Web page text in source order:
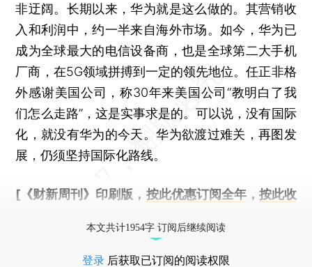
非迂阔。长期以来，华为就是这么做的。其营销收
入和利润中，约一半来自海外市场。如今，华为已
成为全球最大的电信设备商，也是全球第二大手机
厂商，在5G领域拼搏到一定的领先地位。任正非格
外感谢美国公司，称30年来美国公司“教明白了我
们怎么走路”，这是实事求是的。可以说，没有国际
化，就没有华为的今天。华为欲渡过难关，再图发
展，仍须坚持国际化路线。
[《财新周刊》印刷版， 按此优惠订阅全年， 按此收
本文共计1954字 订阅后继续阅读
登录 后获取已订阅的阅读权限